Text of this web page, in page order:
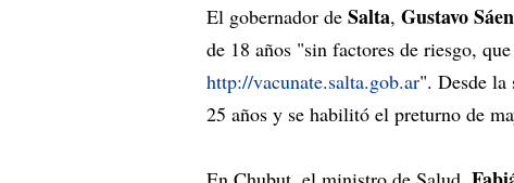
El gobernador de Salta, Gustavo
de 18 años "sin factores de riesgo,
http://vacunate.salta.gob.ar". Desde la
25 años y se habilitó el preturno de